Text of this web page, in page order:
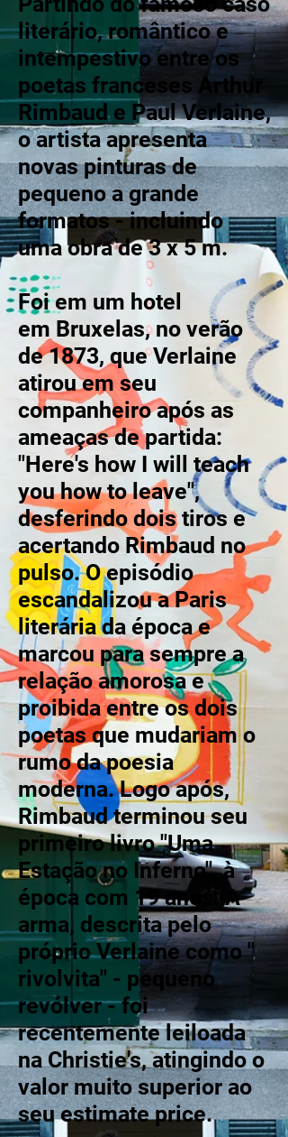
literário, romântico e
intempestivo entre os
poetas franceses Arthur
Rimbaud e Paul Verlaine,
o artista apresenta
novas pinturas de
pequeno a grande
formatos - incluindo
uma obra de 3 x 5 m.
Foi em um hotel
em Bruxelas, no verão
de 1873, que Verlaine
atirou em seu
companheiro após as
ameaças de partida:
"Here's how I will teach
you how to leave",
desferindo dois tiros e
acertando Rimbaud no
pulso. O episódio
escandalizou a Paris
literária da época e
marcou para sempre a
relação amorosa e
proibida entre os dois
poetas que mudariam o
rumo da poesia
moderna. Logo após,
Rimbaud terminou seu
primeiro livro "Uma
Estação no Inferno", à
época com 19 anos. A
arma, descrita pelo
próprio Verlaine como "
rivolvita" - pequeno
revólver - foi
recentemente leiloada
na Christie's, atingindo o
valor muito superior ao
seu estimate price.